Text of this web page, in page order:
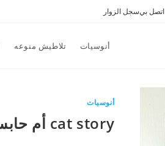
اتصل بيسجل الزوار
أنوسيات تلاطيش منوعه
أنوسيات
cat story أم حابس